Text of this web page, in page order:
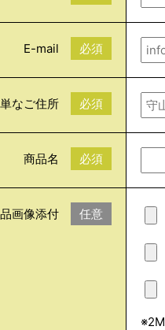
E-mail 必須
なご住所 必須
商品名 必須
画像添付 任意